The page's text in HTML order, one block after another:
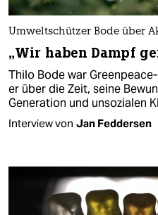
Umweltschützer Bode über
„Wir haben Dampf
Thilo Bode war
er über die Zeit, seine
Generation und unsozialen
Interview von Jan Feddersen